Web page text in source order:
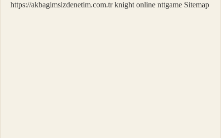
https://akbagimsizdenetim.com.tr knight online nttgame Sitemap